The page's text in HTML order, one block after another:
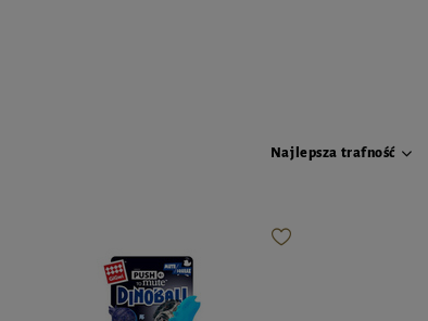
Najlepsza trafność